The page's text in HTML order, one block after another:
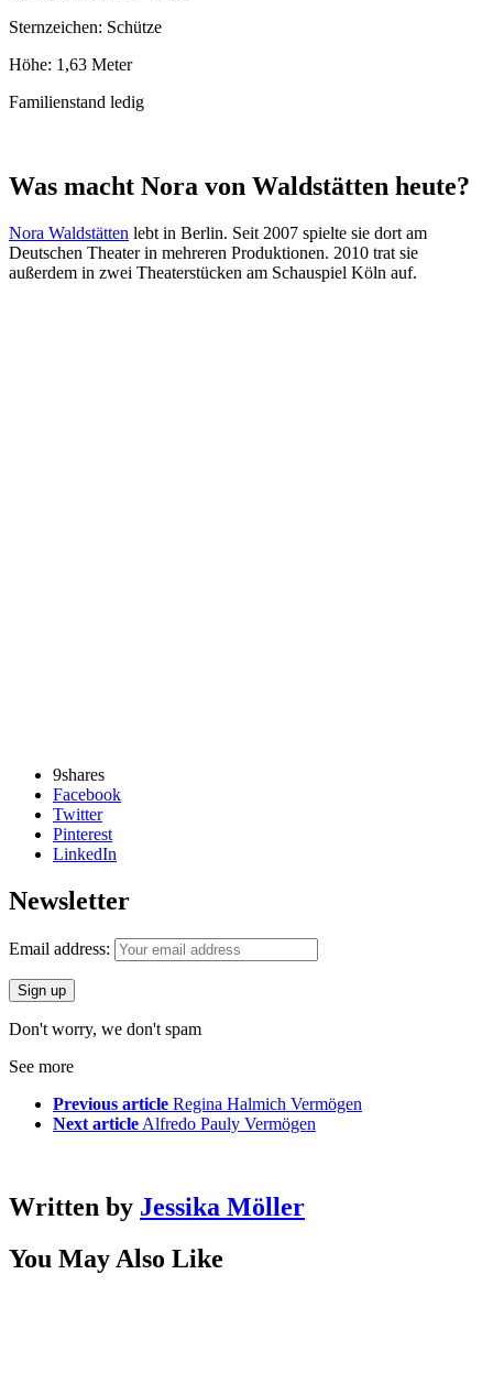
Sternzeichen: Schütze
Höhe: 1,63 Meter
Familienstand ledig
Was macht Nora von Waldstätten heute?
Nora Waldstätten lebt in Berlin. Seit 2007 spielte sie dort am
Deutschen Theater in mehreren Produktionen. 2010 trat sie
außerdem in zwei Theaterstücken am Schauspiel Köln auf.
9shares
Facebook
Twitter
Pinterest
LinkedIn
Newsletter
Email address:
Don't worry, we don't spam
See more
Previous article Regina Halmich Vermögen
Next article Alfredo Pauly Vermögen
Written by Jessika Möller
You May Also Like